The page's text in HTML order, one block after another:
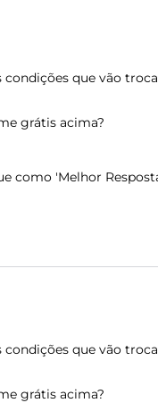
que vão
grátis acima?
como 'Melhor
que vão
grátis acima?